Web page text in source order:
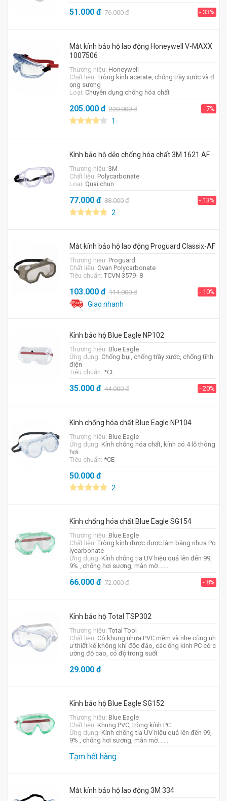
51.000đ 76.000đ - 33%
Mắt kính bảo hộ lao động Honeywell V-MAXX
1007506
Thương hiệu: Honeywell
Chất liệu: Tròng kính acetate, chống trầy xước và đ
ọng sương
Loại: Chuyên dụng chống hóa chất
205.000đ 220.000đ - 7%
1
Kính bảo hộ dẻo chống hóa chất 3M 1621 AF
Thương hiệu: 3M
Chất liệu: Polycarbonate
Loại: Quai chun
77.000đ 88.000đ - 13%
2
Mắt kính bảo hộ lao động Proguard Classix-AF
Thương hiệu: Proguard
Chất liệu: Ovan Polycarbonate
Tiêu chuẩn: TCVN 3579- 8
103.000đ 114.000đ - 10%
Giao nhanh
Kính bảo hộ Blue Eagle NP102
Thương hiệu: Blue Eagle
Ứng dụng: Chống bụi, chống trầy xước, chống tĩnh
điện
Tiêu chuẩn: *CE
35.000đ 44.000đ - 20%
Kính chống hóa chất Blue Eagle NP104
Thương hiệu: Blue Eagle
Ứng dụng: Kính chống hóa chất, kính có 4 lỗ thông
hơi.
Tiêu chuẩn: *CE
50.000đ
2
Kính chống hóa chất Blue Eagle SG154
Thương hiệu: Blue Eagle
Chất liệu: Tròng kính được được làm bằng nhựa Po
lycarbonate
Ứng dụng: Kính chống tia UV hiệu quả lên đến 99,
9% , chống hơi sương, màn mờ.......
66.000đ 72.000đ - 8%
Kính bảo hộ Total TSP302
Thương hiệu: Total Tool
Chất liệu: Có khung nhựa PVC mềm và nhẹ cũng nh
ư thiết kế không khí độc đáo, các ống kính PC có c
ường độ cao, có độ trong suốt
29.000đ
Kính bảo hộ Blue Eagle SG152
Thương hiệu: Blue Eagle
Chất liệu: Khung PVC, tròng kính PC
Ứng dụng: Kính chống tia UV hiệu quả lên đến 99,
9% , chống hơi sương, màn mờ.......
Tạm hết hàng
Mắt kính bảo hộ lao động 3M 334